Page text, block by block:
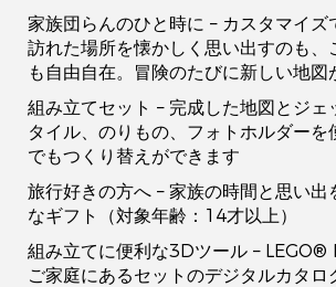
家族団らんのひと時に – カスタマイ
訪れた場所を懐かしく思い出すのも
も自由自在。冒険のたびに新しい地図
組み立てセット – 完成した地図とジ
タイル、のりもの、フォトホルダー
でもつくり替えができます
旅行好きの方へ – 家族の時間と思い
なギフト（対象年齢：14才以上）
組み立てに便利な3Dツール – LEGO®
ご家庭にあるセットのデジタルカタ